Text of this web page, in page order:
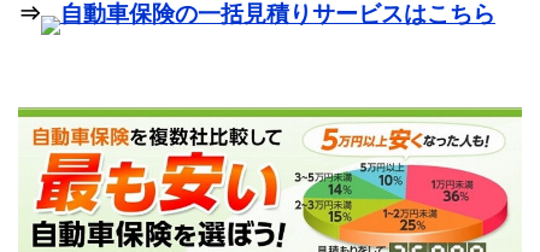
⇒ 自動車保険の一括見積りサービスはこちら